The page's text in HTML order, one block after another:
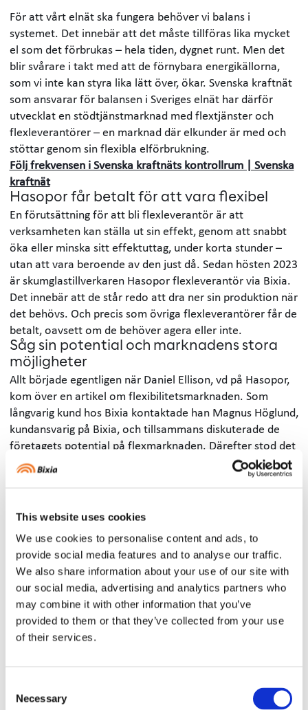
This website uses cookies
We use cookies to personalise content and ads, to
provide social media features and to analyse our traffic.
We also share information about your use of our site with
our social media, advertising and analytics partners who
may combine it with other information that you’ve
provided to them or that they’ve collected from your use
of their services.
Selection
Necessary
För att vårt elnät ska fungera behöver vi balans i
systemet. Det innebär att det måste tillföras lika mycket
el som det förbrukas – hela tiden, dygnet runt. Men det
blir svårare i takt med att de förnybara energikällorna,
som vi inte kan styra lika lätt över, ökar. Svenska kraftnät
som ansvarar för balansen i Sveriges elnät har därför
utvecklat en stödtjänstmarknad med flextjänster och
flexleverantörer – en marknad där elkunder är med och
stöttar genom sin flexibla elförbrukning.
Följ frekvensen i Svenska kraftnäts kontrollrum | Svenska
kraftnät
Hasopor får betalt för att vara flexibel
En förutsättning för att bli flexleverantör är att
verksamheten kan ställa ut sin effekt, genom att snabbt
öka eller minska sitt effektuttag, under korta stunder –
utan att vara beroende av den just då. Sedan hösten 2023
är skumglastillverkaren Hasopor flexleverantör via Bixia.
Det innebär att de står redo att dra ner sin produktion när
det behövs. Och precis som övriga flexleverantörer får de
betalt, oavsett om de behöver agera eller inte.
Såg sin potential och marknadens stora
möjligheter
Allt började egentligen när Daniel Ellison, vd på Hasopor,
kom över en artikel om flexibilitetsmarknaden. Som
långvarig kund hos Bixia kontaktade han Magnus Höglund,
kundansvarig på Bixia, och tillsammans diskuterade de
företagets potential på flexmarknaden. Därefter stod det
klart – Hasopor skulle satsa på att bli flexleverantör.
Den 18 november 2022 fick Hasopor besök av Bixia och
för att se om företaget kunde bli en del av
besöket konstaterades det att Hasopor har stor potential
att tjäna pengar som flexleverantör och att riskerna är
låga. Två veckor senare signerades avtalet som intygar att
Bixia fick i uppdrag att sköta handeln med FCR-D på
flexmarknaden.
I augusti 2023 fick Hasopor sitt sista godkännande av
Svenska kraftnät för att bli flexleverantör och sedan dess
Tar ansvar – ställer ut 2 megawatt till